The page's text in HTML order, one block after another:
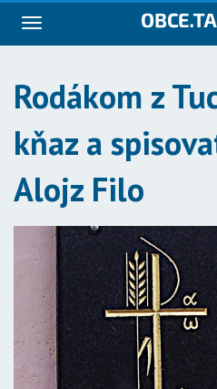
Navigácia
Rodákom z
kňaz a
Alojz Filo